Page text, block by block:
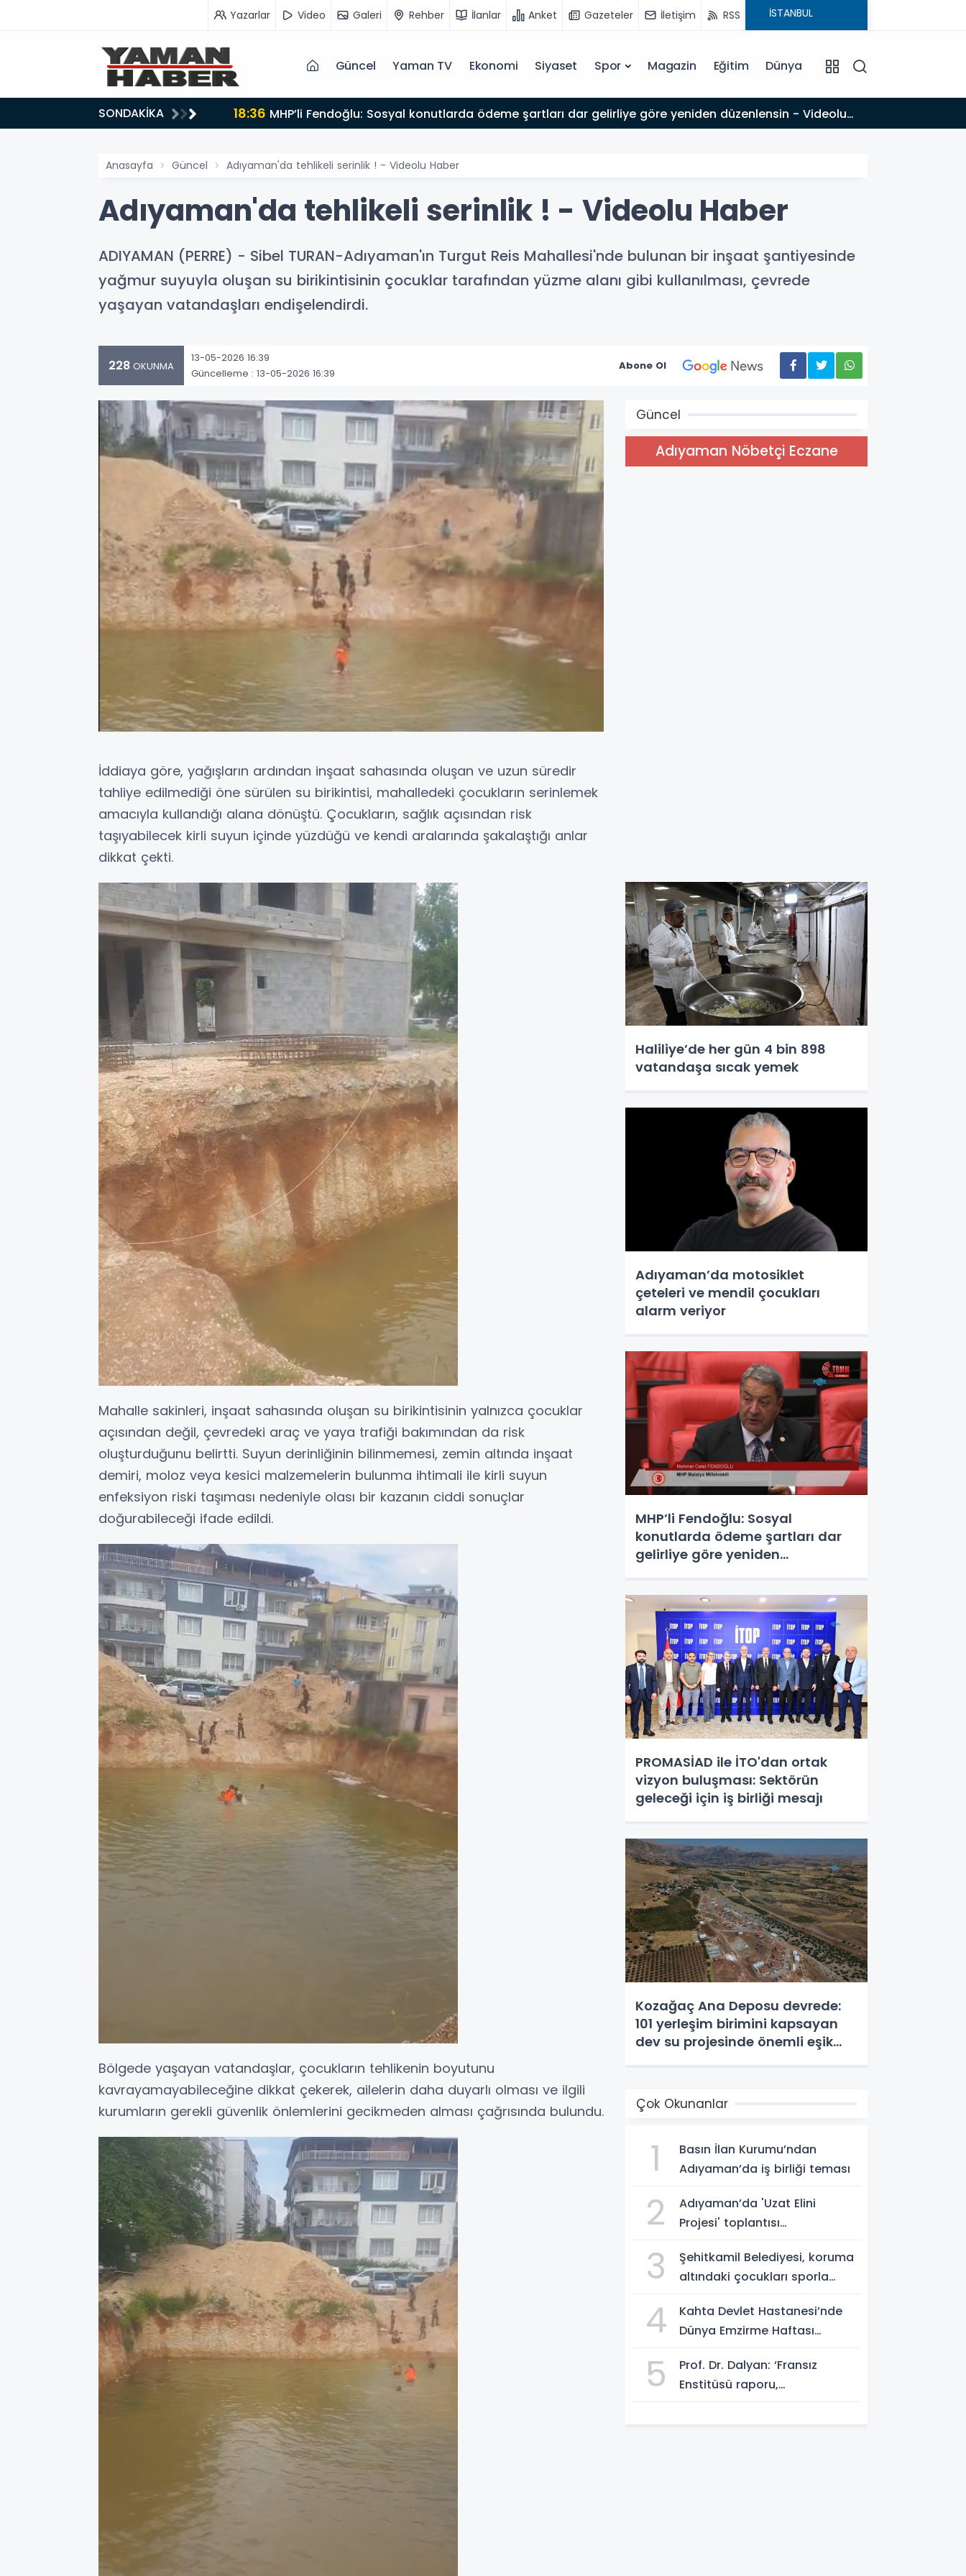
Yazarlar Video Galeri Rehber İlanlar Anket Gazeteler İletişim RSS
Güncel Yaman TV Ekonomi Siyaset Spor Magazin Eğitim Dünya
SONDAKİKA 18:36
Haber
açıklıyor’
Anasayfa Güncel Adıyaman'da tehlikeli serinlik ! - Videolu Haber
Adıyaman'da tehlikeli serinlik ! - Videolu Haber
ADIYAMAN (PERRE) - Sibel TURAN-Adıyaman'ın Turgut Reis Mahallesi'nde bulunan bir inşaat şantiyesinde
yağmur suyuyla oluşan su birikintisinin çocuklar tarafından yüzme alanı gibi kullanılması, çevrede
yaşayan vatandaşları endişelendirdi.
228 OKUNMA
13-05-2026 16:39
Güncelleme : 13-05-2026 16:39
Abone Ol
İddiaya göre, yağışların ardından inşaat sahasında oluşan ve uzun süredir
tahliye edilmediği öne sürülen su birikintisi, mahalledeki çocukların serinlemek
amacıyla kullandığı alana dönüştü. Çocukların, sağlık açısından risk
taşıyabilecek kirli suyun içinde yüzdüğü ve kendi aralarında şakalaştığı anlar
dikkat çekti.
Mahalle sakinleri, inşaat sahasında oluşan su birikintisinin yalnızca çocuklar
açısından değil, çevredeki araç ve yaya trafiği bakımından da risk
oluşturduğunu belirtti. Suyun derinliğinin bilinmemesi, zemin altında inşaat
demiri, moloz veya kesici malzemelerin bulunma ihtimali ile kirli suyun
enfeksiyon riski taşıması nedeniyle olası bir kazanın ciddi sonuçlar
doğurabileceği ifade edildi.
Bölgede yaşayan vatandaşlar, çocukların tehlikenin boyutunu
kavrayamayabileceğine dikkat çekerek, ailelerin daha duyarlı olması ve ilgili
kurumların gerekli güvenlik önlemlerini gecikmeden alması çağrısında bulundu.
Güncel
Adıyaman Nöbetçi Eczane
Haliliye’de her gün 4 bin 898
vatandaşa sıcak yemek
Adıyaman’da motosiklet
çeteleri ve mendil çocukları
alarm veriyor
MHP’li Fendoğlu: Sosyal
konutlarda ödeme şartları dar
gelirliye göre yeniden
PROMASİAD ile İTO'dan ortak
vizyon buluşması: Sektörün
geleceği için iş birliği mesajı
Kozağaç Ana Deposu devrede:
101 yerleşim birimini kapsayan
dev su projesinde önemli eşik
Çok Okunanlar
1
Basın İlan Kurumu’ndan
Adıyaman’da iş birliği teması
2
Adıyaman’da 'Uzat Elini
Projesi' toplantısı
3
Şehitkamil Belediyesi, koruma
altındaki çocukları sporla
4
Kahta Devlet Hastanesi’nde
Dünya Emzirme Haftası
5
Prof. Dr. Dalyan: ‘Fransız
Enstitüsü raporu,